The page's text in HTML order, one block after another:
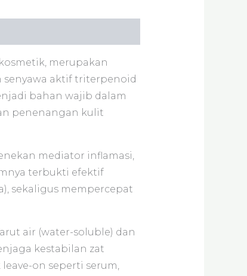
merupakan
senyawa aktif triterpenoid
bahan wajib dalam
penenangan kulit
mediator inflamasi,
terbukti efektif
sekaligus mempercepat
air (water-soluble) dan
kestabilan zat
on seperti serum,